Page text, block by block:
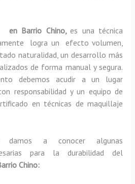
en Barrio Chino, es una técnica
logra un efecto volumen,
naturalidad, un desarrollo más
de forma manual y segura.
debemos acudir a un lugar
responsabilidad y un equipo de
en técnicas de maquillaje
damos a conocer algunas
para la durabilidad del
Chino: